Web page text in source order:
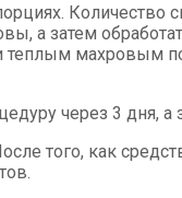
Количество
а затем
махровым
через 3 дня,
того, как